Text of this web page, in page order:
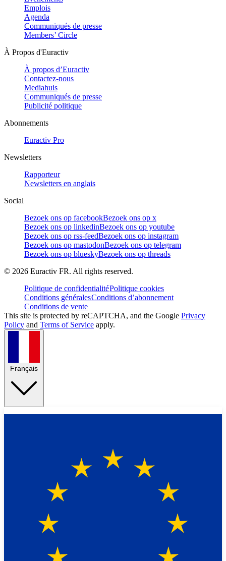
Emplois
Agenda
Communiqués de presse
Members’ Circle
À Propos d'Euractiv
À propos d’Euractiv
Contactez-nous
Mediahuis
Communiqués de presse
Publicité politique
Abonnements
Euractiv Pro
Newsletters
Rapporteur
Newsletters en anglais
Social
Bezoek ons op facebookBezoek ons op x
Bezoek ons op linkedinBezoek ons op youtube
Bezoek ons op rss-feedBezoek ons op instagram
Bezoek ons op mastodonBezoek ons op telegram
Bezoek ons op blueskyBezoek ons op threads
© 2026 Euractiv FR. All rights reserved.
Politique de confidentialitéPolitique cookies
Conditions généralesConditions d’abonnement
Conditions de vente
This site is protected by reCAPTCHA, and the Google Privacy
Policy and Terms of Service apply.
Français